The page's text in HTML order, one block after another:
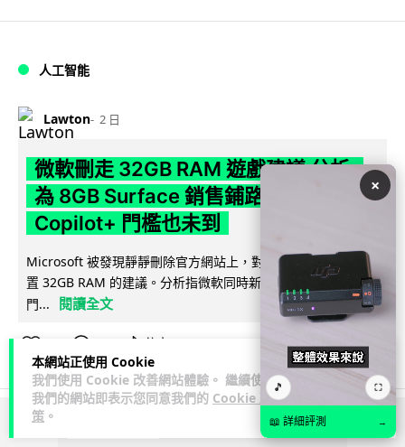
本網站正使用 Cookie
我們使用 Cookie 改善網站體驗。 繼續使用
我們的網站即表示您同意我們的 Cookie 政
策 。
人工智能
Lawton 2 日
微軟刪走 32GB RAM 遊戲建議 分析:
為 8GB Surface 銷售鋪路 連自家
Copilot+ 門檻也未到
Microsoft 被發現靜靜刪除官方網站上，對遊戲玩家要為電腦配
置 32GB RAM 的建議。分析指微軟同時新推出的 8GB RAM 入
門...
閱讀全文
分享
×
🎵 ⛶
📖 詳細評測 →